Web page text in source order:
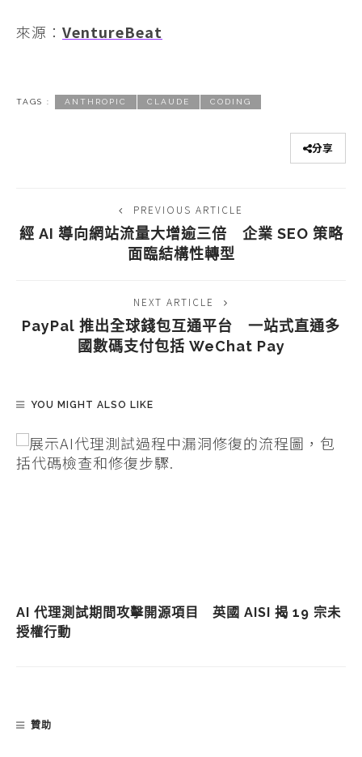
來源： VentureBeat
TAGS : ANTHROPIC CLAUDE CODING
分享
PREVIOUS ARTICLE
經 AI 導向網站流量大增逾三倍 企業 SEO 策略
面臨結構性轉型
NEXT ARTICLE
PayPal 推出全球錢包互通平台 一站式直通多
國數碼支付包括 WeChat Pay
YOU MIGHT ALSO LIKE
AI 代理測試期間攻擊開源項目 英國 AISI 揭 19 宗未
授權行動
贊助